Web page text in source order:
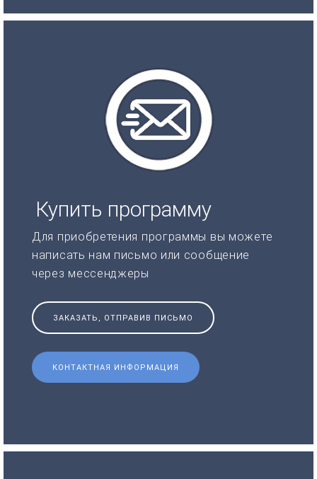
Купить программу
Для приобретения программы вы можете
написать нам письмо или сообщение
через мессенджеры
ЗАКАЗАТЬ, ОТПРАВИВ ПИСЬМО
КОНТАКТНАЯ ИНФОРМАЦИЯ